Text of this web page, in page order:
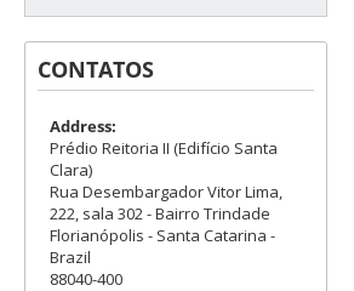
CONTATOS
Address:
Prédio Reitoria II (Edifício Santa
Clara)
Rua Desembargador Vitor Lima,
222, sala 302 - Bairro Trindade
Florianópolis - Santa Catarina -
Brazil
88040-400